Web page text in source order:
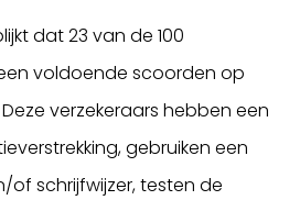
dat 23 van de 100
voldoende scoorden op
verzekeraars hebben een
gebruiken een
of schrijfwijzer, testen de